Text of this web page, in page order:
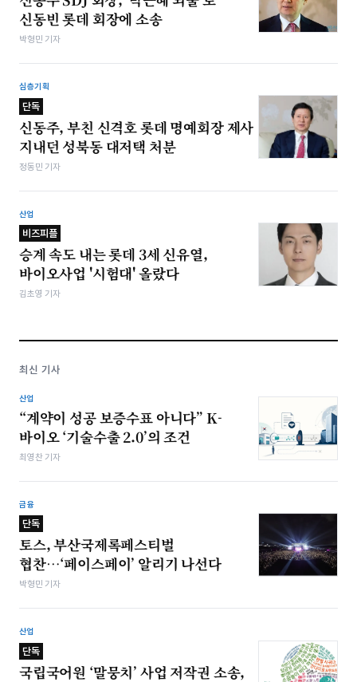
신동빈 롯데 회장에 소송
박형민 기자
심층기획
단독
신동주, 부친 신격호 롯데 명예회장 제사
지내던 성북동 대저택 처분
정동민 기자
산업
비즈피플
승계 속도 내는 롯데 3세 신유열,
바이오사업 '시험대' 올랐다
김초영 기자
최신 기사
산업
“계약이 성공 보증수표 아니다” K-
바이오 ‘기술수출 2.0’의 조건
최영찬 기자
금융
단독
토스, 부산국제록페스티벌
협찬…‘페이스페이’ 알리기 나선다
박형민 기자
산업
단독
국립국어원 ‘말뭉치’ 사업 저작권 소송,